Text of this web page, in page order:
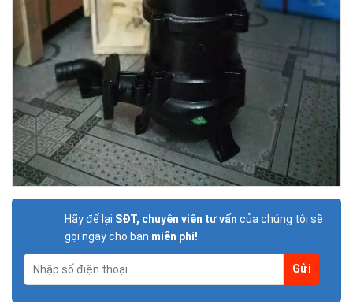
Hãy để lại SĐT, chuyên viên tư vấn của chúng tôi sẽ
gọi ngay cho bạn miễn phí!